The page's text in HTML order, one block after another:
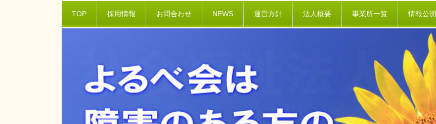
TOP 採用情報 お問合わせ NEWS 運営方針 法人概要 事業所一覧 情報公開